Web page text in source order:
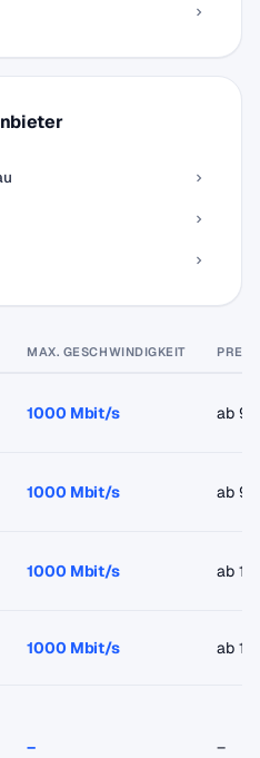
MAX. GESCHWINDIGKEIT PREIS
1000 Mbit/s ab
1000 Mbit/s ab
1000 Mbit/s ab
1000 Mbit/s ab
– –